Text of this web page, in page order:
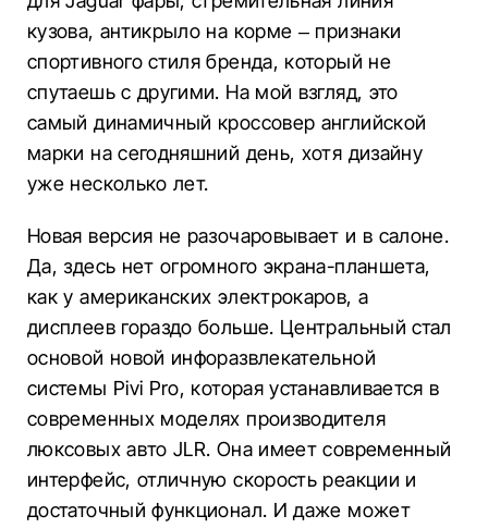
кузова, антикрыло на корме – признаки
спортивного стиля бренда, который не
спутаешь с другими. На мой взгляд, это
самый динамичный кроссовер английской
марки на сегодняшний день, хотя дизайну
уже несколько лет.
Новая версия не разочаровывает и в салоне.
Да, здесь нет огромного экрана-планшета,
как у американских электрокаров, а
дисплеев гораздо больше. Центральный стал
основой новой инфоразвлекательной
системы Pivi Pro, которая устанавливается в
современных моделях производителя
люксовых авто JLR. Она имеет современный
интерфейс, отличную скорость реакции и
достаточный функционал. И даже может